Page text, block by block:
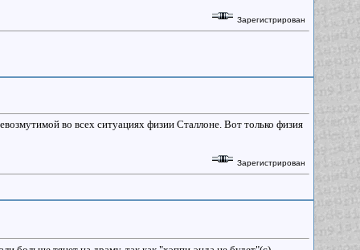
Зарегистрирован
во всех ситуациях физии Сталлоне. Вот только физия
Зарегистрирован